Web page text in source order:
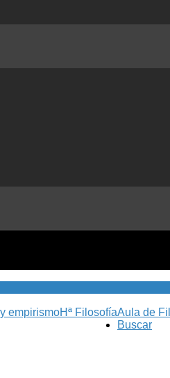
Aula de
Hª Filosofía
empirismo
Buscar